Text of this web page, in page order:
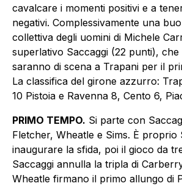
cavalcare i momenti positivi e a
negativi. Complessivamente una
collettiva degli uomini di Michele
superlativo Saccaggi (22 punti),
saranno di scena a Trapani per il
La classifica del girone azzurro:
10 Pistoia e Ravenna 8, Cento 6,
PRIMO TEMPO. Si parte con
Fletcher, Wheatle e Sims. È proprio
inaugurare la sfida, poi il gioco da
Saccaggi annulla la tripla di
Wheatle firmano il primo allungo di